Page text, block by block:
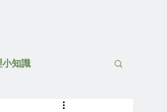
小知識